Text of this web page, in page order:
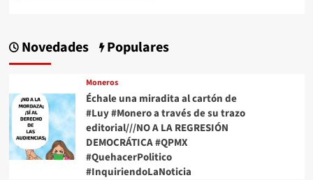
Novedades Populares
Moneros
Échale una miradita al cartón de
#Luy #Monero a través de su trazo
editorial///NO A LA REGRESIÓN
DEMOCRÁTICA #QPMX
#QuehacerPolitico
#InquiriendoLaNoticia